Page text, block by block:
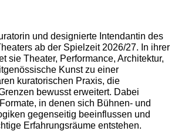
und designierte Intendantin des
ab der Spielzeit 2026/27. In ihrer
sie Theater, Performance, Architektur,
Kunst zu einer
kuratorischen Praxis, die
bewusst erweitert. Dabei
in denen sich Bühnen- und
gegenseitig beeinflussen und
Erfahrungsräume entstehen.